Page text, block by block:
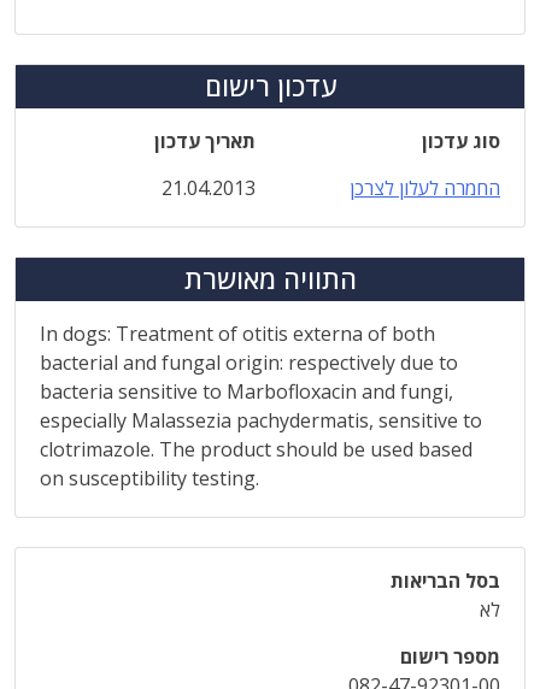
עדכון רישום
סוג עדכון
תאריך עדכון
החמרה לעלון לצרכן
21.04.2013
התוויה מאושרת
In dogs: Treatment of otitis externa of both
bacterial and fungal origin: respectively due to
bacteria sensitive to Marbofloxacin and fungi,
especially Malassezia pachydermatis, sensitive to
clotrimazole. The product should be used based
on susceptibility testing.
בסל הבריאות
לא
מספר רישום